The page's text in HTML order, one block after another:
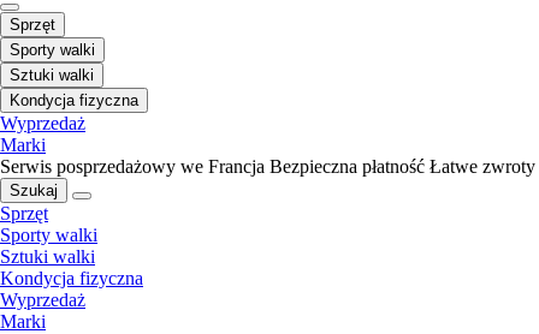
Sprzęt
Sporty walki
Sztuki walki
Kondycja fizyczna
Wyprzedaż
Marki
Serwis posprzedażowy we Francja Bezpieczna płatność Łatwe zwroty
Szukaj
Sprzęt
Sporty walki
Sztuki walki
Kondycja fizyczna
Wyprzedaż
Marki